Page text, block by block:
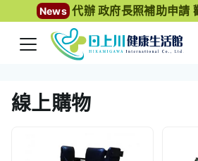
News 代辦 政府長照補助申
線上購物